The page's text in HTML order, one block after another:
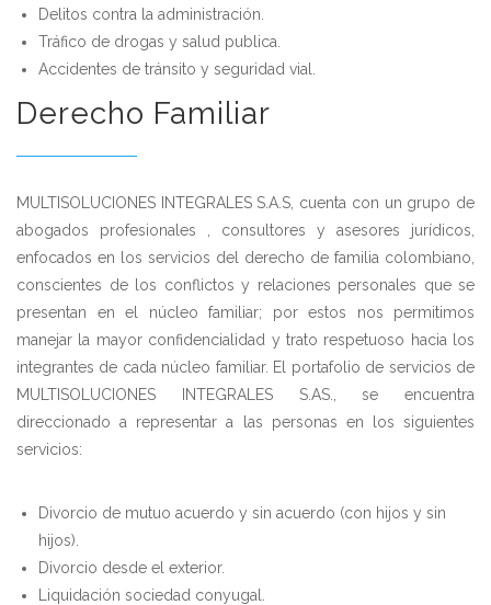
Delitos contra la administración.
Tráfico de drogas y salud publica.
Accidentes de tránsito y seguridad vial.
Derecho Familiar
MULTISOLUCIONES INTEGRALES S.A.S, cuenta con un grupo de
abogados profesionales , consultores y asesores jurídicos,
enfocados en los servicios del derecho de familia colombiano,
conscientes de los conflictos y relaciones personales que se
presentan en el núcleo familiar; por estos nos permitimos
manejar la mayor confidencialidad y trato respetuoso hacia los
integrantes de cada núcleo familiar. El portafolio de servicios de
MULTISOLUCIONES INTEGRALES S.AS., se encuentra
direccionado a representar a las personas en los siguientes
servicios:
Divorcio de mutuo acuerdo y sin acuerdo (con hijos y sin
hijos).
Divorcio desde el exterior.
Liquidación sociedad conyugal.